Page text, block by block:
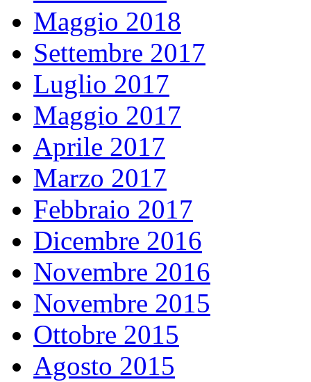
Maggio 2018
Settembre 2017
Luglio 2017
Maggio 2017
Aprile 2017
Marzo 2017
Febbraio 2017
Dicembre 2016
Novembre 2016
Novembre 2015
Ottobre 2015
Agosto 2015